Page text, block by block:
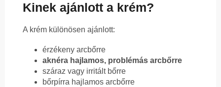
Kinek ajánlott a krém?
A krém különösen ajánlott:
érzékeny arcbőrre
aknéra hajlamos, problémás arcbőrre
száraz vagy irritált bőrre
bőrpírra hajlamos arcbőrre